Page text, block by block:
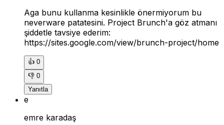
Aga bunu kullanma kesinlikle önermiyorum bu
neverware patatesini. Project Brunch'a göz atmanı
şiddetle tavsiye ederim:
https://sites.google.com/view/brunch-project/home
👍 0
👎 0
Yanıtla
e
emre karadaş